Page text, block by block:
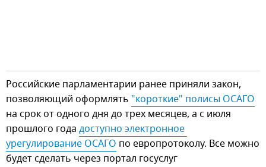
Российские парламентарии ранее приняли закон,
позволяющий оформлять "короткие" полисы ОСАГО
на срок от одного дня до трех месяцев, а с июля
прошлого года доступно электронное
урегулирование ОСАГО по европротоколу. Все можно
будет сделать через портал госуслуг